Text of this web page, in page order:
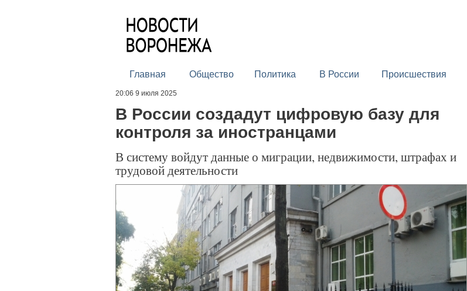
Главная Общество Политика В России Происшествия
20:06 9 июля 2025
В России создадут цифровую базу для
контроля за иностранцами
В систему войдут данные о миграции, недвижимости, штрафах и
трудовой деятельности